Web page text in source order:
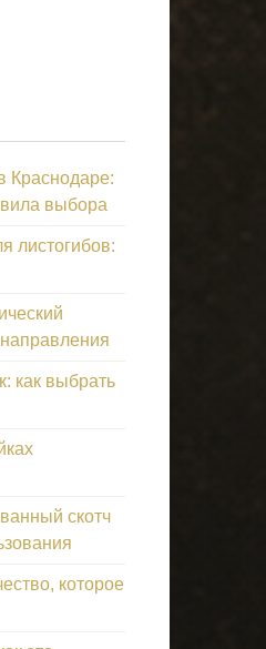
Краснодаре:
выбора
листогибов:
как выбрать
скотч
которое